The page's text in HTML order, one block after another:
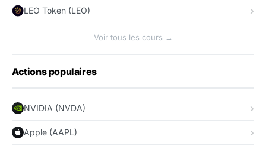
LEO Token (LEO)
Voir tous les cours →
Actions populaires
NVIDIA (NVDA)
Apple (AAPL)